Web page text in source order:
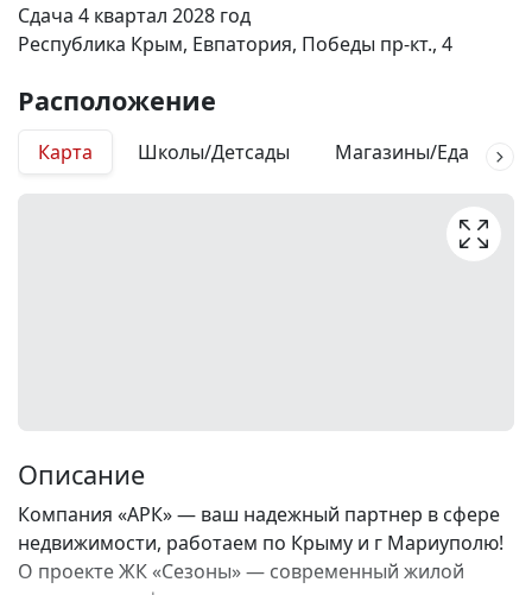
Сдача 4 квартал 2028 год
Республика Крым, Евпатория, Победы пр-кт., 4
Расположение
Карта Школы/Детсады Магазины/Еда
Описание
Компания «АРК» — ваш надежный партнер в сфере
недвижимости, работаем по Крыму и г Мариуполю!
О проекте ЖК «Сезоны» — современный жилой